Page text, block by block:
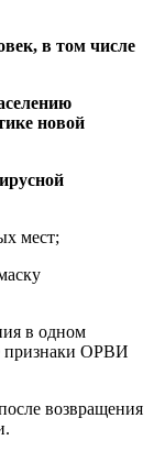
в том числе
новой
мест;
в одном
ОРВИ
возвращения